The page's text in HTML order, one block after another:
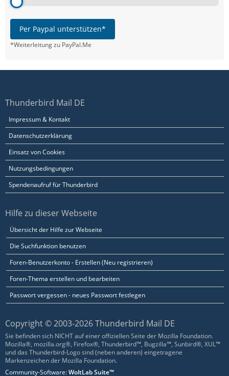
Per Paypal unterstützen*
*Weiterleitung zu PayPal.Me
Thunderbird Mail DE
Impressum & Kontakt
Datenschutzerklärung
Einsatz von Cookies
Nutzungsbedingungen
Spendenaufruf für Thunderbird
Hilfe zu dieser Webseite
Übersicht der Hilfe zur Webseite
Die Suchfunktion benutzen
Foren-Benutzerkonto - Erstellen (Neu registrieren)
Foren-Thema erstellen und bearbeiten
Passwort vergessen - neues Passwort festlegen
Copyright © 2003-2026 Thunderbird Mail DE
Sie befinden sich NICHT auf einer offiziellen Seite der Mozilla Foundation.
Mozilla®, mozilla.org®, Firefox®, Thunderbird™, Bugzilla™, Sunbird®, XUL™
und das Thunderbird-Logo sind (neben anderen) eingetragene
Markenzeichen der Mozilla Foundation.
Community-Software:WoltLab Suite™